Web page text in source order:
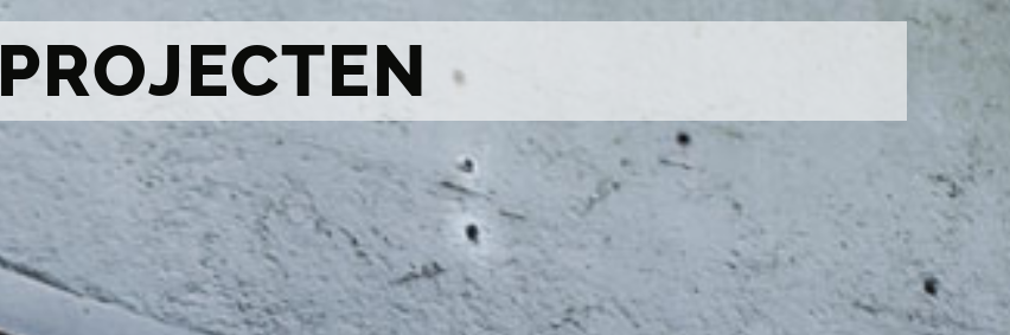
PROJECTEN